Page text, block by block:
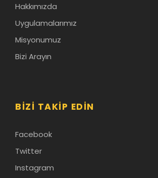
Hakkımızda
Uygulamalarımız
Misyonumuz
Bizi Arayın
BIZI TAKIP EDIN
Facebook
Twitter
Instagram